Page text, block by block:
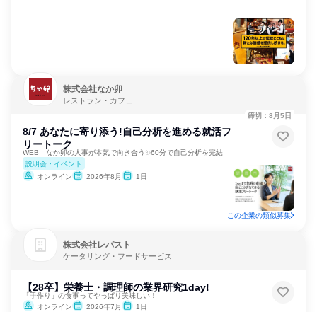
株式会社なか卯
レストラン・カフェ
8/7 あなたに寄り添う!自己分析を進める就活フ
リートーク
WEB なか卯の人事が本気で向き合う✨60分で自己分析を完結
説明会・イベント
オンライン
2026年8月 1日
締切：8月5日
この企業の類似募集
株式会社レパスト
ケータリング・フードサービス
【28卒】栄養士・調理師の業界研究1day!
「手作り」の食事ってやっぱり美味しい！
オンライン
2026年7月 1日